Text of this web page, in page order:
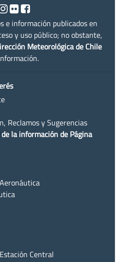
e información publicados en
y uso público; no obstante,
Meteorológica de Chile
Reclamos y Sugerencias
la información de Página
Central